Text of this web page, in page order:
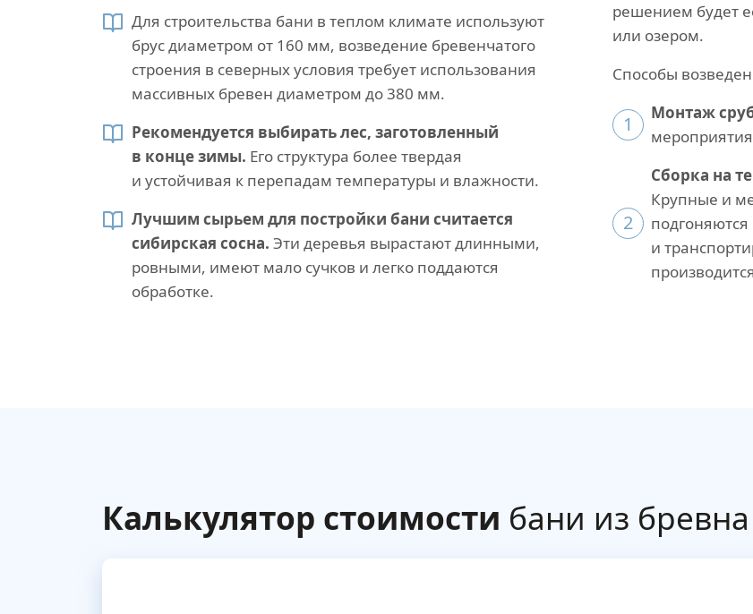
Для строительства бани в теплом климате используют
брус диаметром от 160 мм, возведение бревенчатого
строения в северных условия требует использования
массивных бревен диаметром до 380 мм.
Рекомендуется выбирать лес, заготовленный
в конце зимы. Его структура более твердая
и устойчивая к перепадам температуры и влажности.
Лучшим сырьем для постройки бани считается
сибирская сосна. Эти деревья вырастают длинными,
ровными, имеют мало сучков и легко поддаются
обработке.
решением будет
или озером.
Способы
1 Монтаж
2
Сборка на
Крупные и
и
Калькулятор стоимости бани из